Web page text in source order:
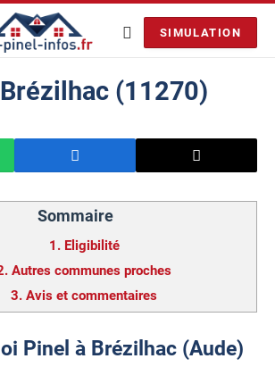
SIMULATION
(11270)
Sommaire
1. Eligibilité
Autres communes proches
3. Avis et commentaires
Pinel à Brézilhac (Aude)